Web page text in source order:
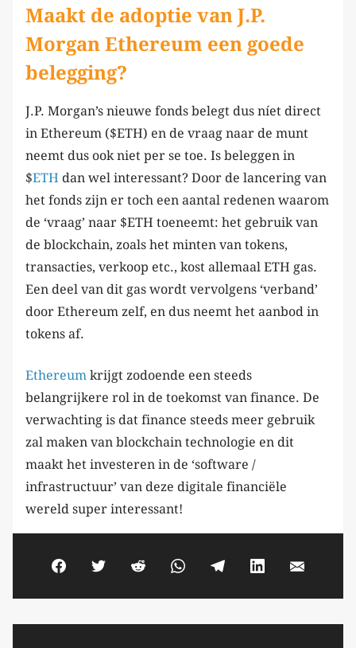
Maakt de adoptie van J.P.
Morgan Ethereum een goede
belegging?
J.P. Morgan’s nieuwe fonds belegt dus níet direct
in Ethereum ($ETH) en de vraag naar de munt
neemt dus ook niet per se toe. Is beleggen in
$ETH dan wel interessant? Door de lancering van
het fonds zijn er toch een aantal redenen waarom
de ‘vraag’ naar $ETH toeneemt: het gebruik van
de blockchain, zoals het minten van tokens,
transacties, verkoop etc., kost allemaal ETH gas.
Een deel van dit gas wordt vervolgens ‘verband’
door Ethereum zelf, en dus neemt het aanbod in
tokens af.
Ethereum krijgt zodoende een steeds
belangrijkere rol in de toekomst van finance. De
verwachting is dat finance steeds meer gebruik
zal maken van blockchain technologie en dit
maakt het investeren in de ‘software /
infrastructuur’ van deze digitale financiële
wereld super interessant!